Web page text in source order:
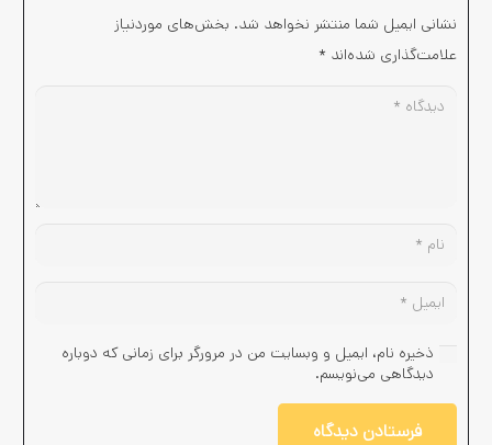
نشانی ایمیل شما منتشر نخواهد شد. بخش‌های موردنیاز
علامت‌گذاری شده‌اند *
ذخیره نام، ایمیل و وبسایت من در مرورگر برای زمانی که دوباره
دیدگاهی می‌نویسم.
فرستادن دیدگاه